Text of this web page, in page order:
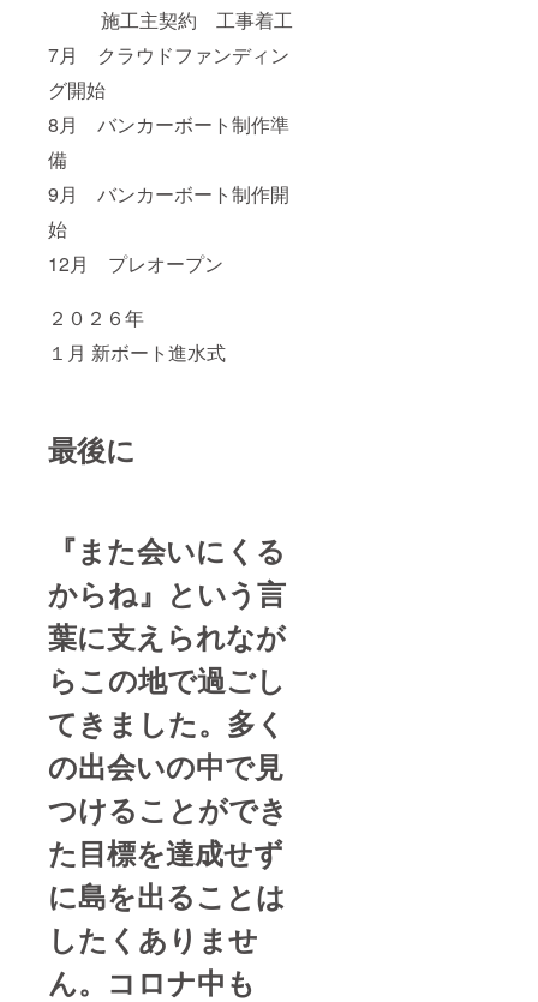
施工主契約 工事着工
7月 クラウドファンディン
グ開始
8月 バンカーボート制作準
備
9月 バンカーボート制作開
始
12月 プレオープン
２０２６年
１月 新ボート進水式
最後に
『また会いにくる
からね』という言
葉に支えられなが
らこの地で過ごし
てきました。多く
の出会いの中で見
つけることができ
た目標を達成せず
に島を出ることは
したくありませ
ん。コロナ中も